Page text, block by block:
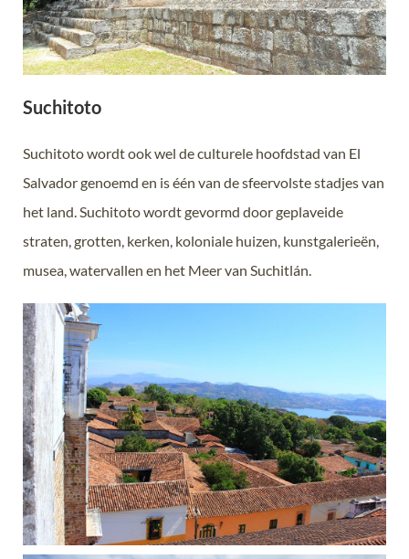
Suchitoto
Suchitoto wordt ook wel de culturele hoofdstad van El
Salvador genoemd en is één van de sfeervolste stadjes van
het land. Suchitoto wordt gevormd door geplaveide
straten, grotten, kerken, koloniale huizen, kunstgalerieën,
musea, watervallen en het Meer van Suchitlán.